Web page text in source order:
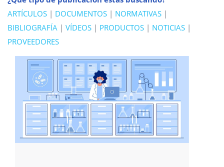
ARTÍCULOS | DOCUMENTOS | NORMATIVAS |
BIBLIOGRAFÍA | VÍDEOS | PRODUCTOS | NOTICIAS |
PROVEEDORES